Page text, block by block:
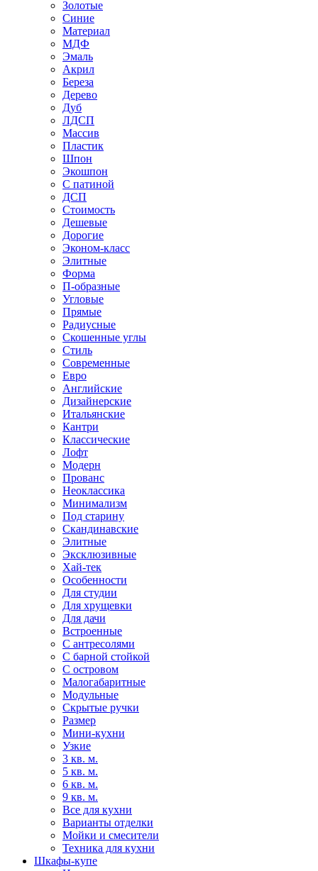
Золотые
Синие
Материал
МДФ
Эмаль
Акрил
Береза
Дерево
Дуб
ЛДСП
Массив
Пластик
Шпон
Экошпон
С патиной
ДСП
Стоимость
Дешевые
Дорогие
Эконом-класс
Элитные
Форма
П-образные
Угловые
Прямые
Радиусные
Скошенные углы
Стиль
Современные
Евро
Английские
Дизайнерские
Итальянские
Кантри
Классические
Лофт
Модерн
Прованс
Неоклассика
Минимализм
Под старину
Скандинавские
Элитные
Эксклюзивные
Хай-тек
Особенности
Для студии
Для хрущевки
Для дачи
Встроенные
С антресолями
С барной стойкой
С островом
Малогабаритные
Модульные
Скрытые ручки
Размер
Мини-кухни
Узкие
3 кв. м.
5 кв. м.
6 кв. м.
9 кв. м.
Все для кухни
Варианты отделки
Мойки и смесители
Техника для кухни
Шкафы-купе